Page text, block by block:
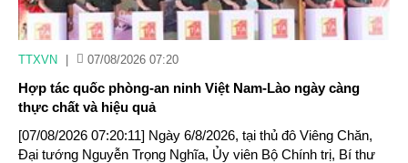
TTXVN 07/08/2026 07:20
Hợp tác quốc phòng-an ninh Việt Nam-Lào ngày càng
thực chất và hiệu quả
[07/08/2026 07:20:11] Ngày 6/8/2026, tại thủ đô Viêng Chăn,
Đại tướng Nguyễn Trọng Nghĩa, Ủy viên Bộ Chính trị, Bí thư